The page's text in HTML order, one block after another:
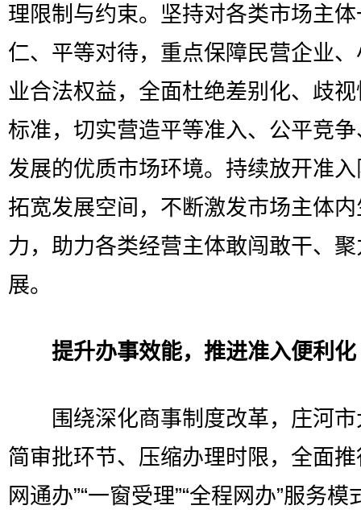
理限制与约束。坚持对各类市场主
仁、平等对待，重点保障民营企业
业合法权益，全面杜绝差别化、歧
标准，切实营造平等准入、公平竞
发展的优质市场环境。持续放开准
拓宽发展空间，不断激发市场主体
力，助力各类经营主体敢闯敢干、
展。
提升办事效能，推进准入便利化
围绕深化商事制度改革，庄河市
简审批环节、压缩办理时限，全面推
网通办”“一窗受理”“全程网办”服务模